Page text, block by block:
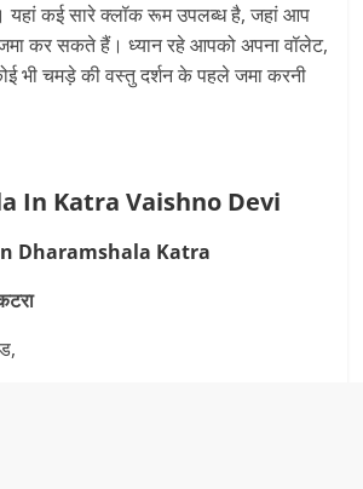
यहां कई सारे क्लॉक रूम उपलब्ध है, जहां आप
कर सकते हैं। ध्यान रहे आपको अपना वॉलेट,
भी चमड़े की वस्तु दर्शन के पहले जमा करनी
In Katra Vaishno Devi
Dharamshala Katra